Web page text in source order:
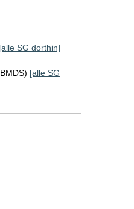
[alle SG dorthin]
[alle SG